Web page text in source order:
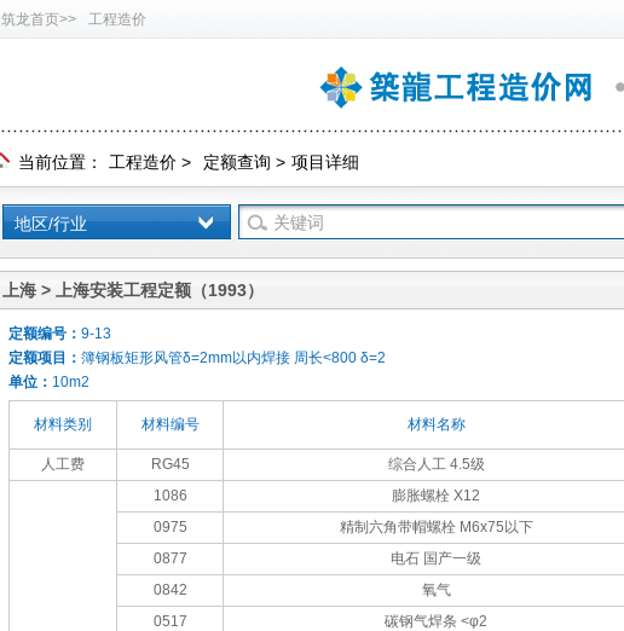
筑龙首页>> 工程造价
当前位置： 工程造价 > 定额查询 > 项目详细
地区/行业
上海 > 上海安装工程定额（1993）
定额编号： 9-13
定额项目： 簿钢板矩形风管δ=2mm以内焊接 周长<800 δ=2
单位： 10m2
材料类别 材料编号 材料名称
人工费 RG45 综合人工 4.5级
1086 膨胀螺栓 Х12
0975
精制六角带帽螺栓 M6x75以下
0877
电石 国产一级
0842
氧气
0517
碳钢气焊条 <φ2